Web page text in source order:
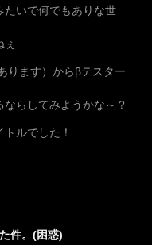
たいで何でもありな世
ります）からβテスター
らしてみようかな～？
ルでした！
件。(困惑)